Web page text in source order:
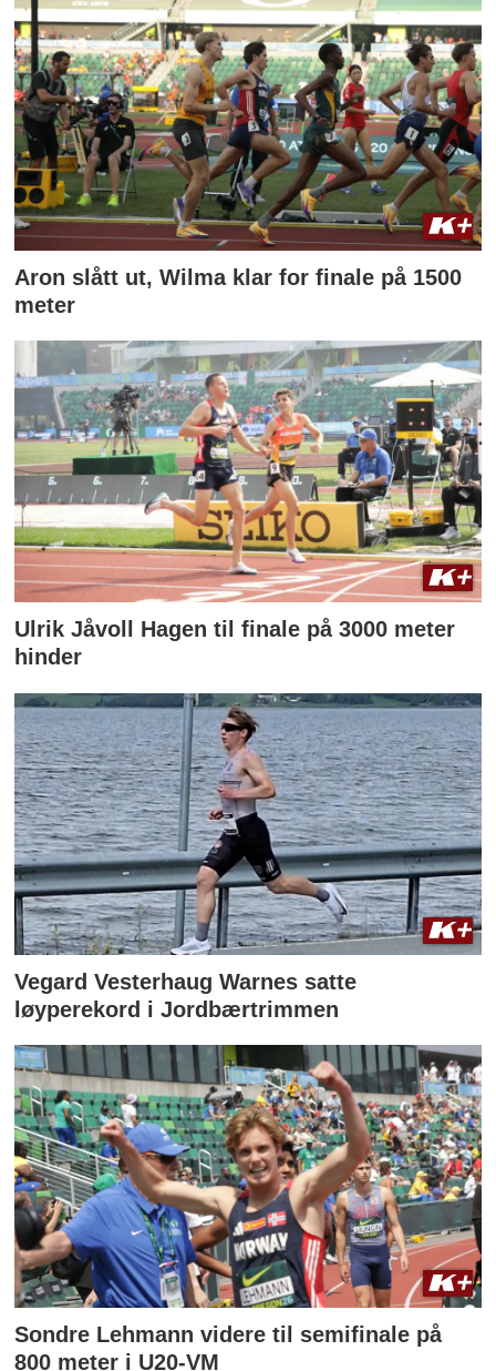
Aron slått ut, Wilma klar for finale på 1500
meter
Ulrik Jåvoll Hagen til finale på 3000 meter
hinder
Vegard Vesterhaug Warnes satte
løyperekord i Jordbærtrimmen
Sondre Lehmann videre til semifinale på
800 meter i U20-VM